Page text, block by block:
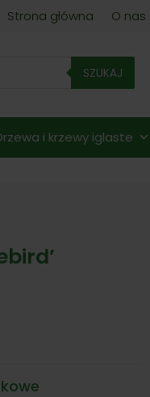
Strona główna O nas
SZUKAJ
i krzewy iglaste